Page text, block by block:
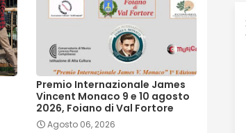
Premio Internazionale James
Vincent Monaco 9 e 10 agosto
2026, Foiano di Val Fortore
Agosto 06, 2026